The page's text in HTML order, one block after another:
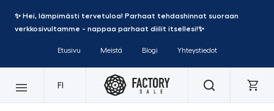
✨ Hei, lämpimästi tervetuloa! Parhaat tehdashinnat suoraan
verkkosivultamme - nappaa parhaat diilit itsellesi!✨
Etusivu Meistä Blogi Yhteystiedot
FI